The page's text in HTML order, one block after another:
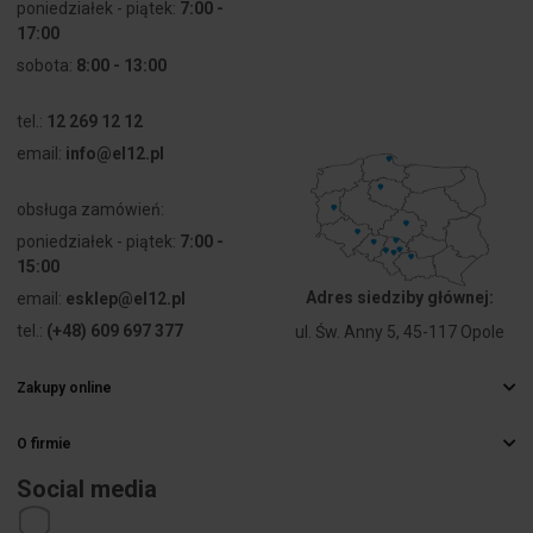
poniedziałek - piątek: 7:00 -
17:00
sobota: 8:00 - 13:00
tel.: 12 269 12 12
email: info@el12.pl
obsługa zamówień:
poniedziałek - piątek: 7:00 -
15:00
email: esklep@el12.pl
tel.: (+48) 609 697 377
Adres siedziby głównej:
ul. Św. Anny 5, 45-117 Opole
Zakupy online
Sposoby dostawy
Płatności
O firmie
Kariera
Social media